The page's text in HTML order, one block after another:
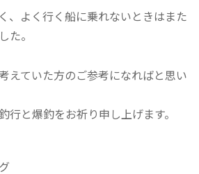
、よく行く船に乗れないときはまた
た。
えていた方のご参考になればと思い
行と爆釣をお祈り申し上げます。